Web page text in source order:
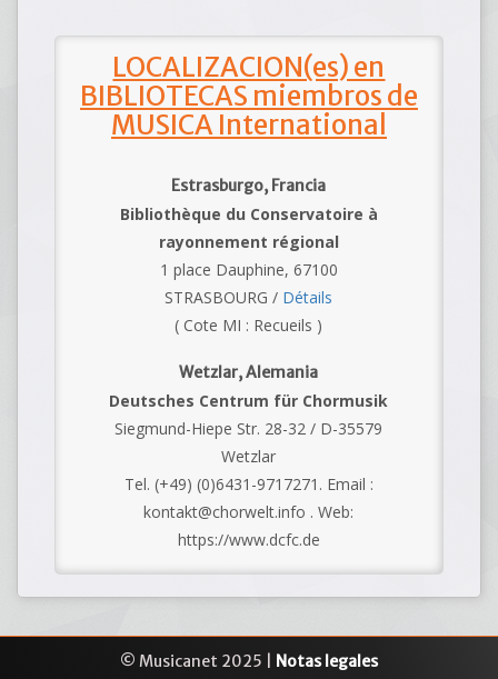
LOCALIZACION(es) en
BIBLIOTECAS miembros de
MUSICA International
Estrasburgo, Francia
Bibliothèque du Conservatoire à
rayonnement régional
1 place Dauphine, 67100
STRASBOURG / Détails
( Cote MI : Recueils )
Wetzlar, Alemania
Deutsches Centrum für Chormusik
Siegmund-Hiepe Str. 28-32 / D-35579
Wetzlar
Tel. (+49) (0)6431-9717271. Email :
kontakt@chorwelt.info . Web:
https://www.dcfc.de
© Musicanet 2025 | Notas legales